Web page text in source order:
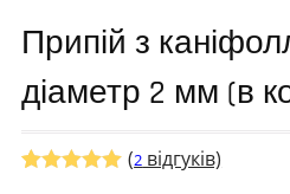
Припій з
діаметр 2 мм (в
(2 відгуків)